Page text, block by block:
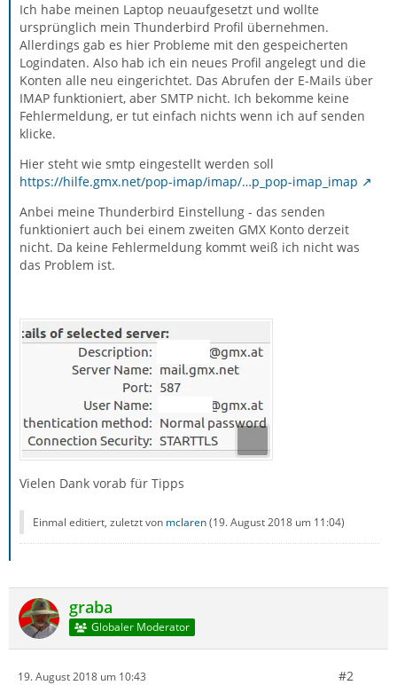
Ich habe meinen Laptop neuaufgesetzt und wollte
ursprünglich mein Thunderbird Profil übernehmen.
Allerdings gab es hier Probleme mit den gespeicherten
Logindaten. Also hab ich ein neues Profil angelegt und die
Konten alle neu eingerichtet. Das Abrufen der E-Mails über
IMAP funktioniert, aber SMTP nicht. Ich bekomme keine
Fehlermeldung, er tut einfach nichts wenn ich auf senden
klicke.
Hier steht wie smtp eingestellt werden soll
https://hilfe.gmx.net/pop-imap/imap/…p_pop-imap_imap
Anbei meine Thunderbird Einstellung - das senden
funktioniert auch bei einem zweiten GMX Konto derzeit
nicht. Da keine Fehlermeldung kommt weiß ich nicht was
das Problem ist.
Vielen Dank vorab für Tipps
Einmal editiert, zuletzt von mclaren(19. August 2018 um 11:04)
graba
Globaler Moderator
19. August 2018 um 10:43 #2